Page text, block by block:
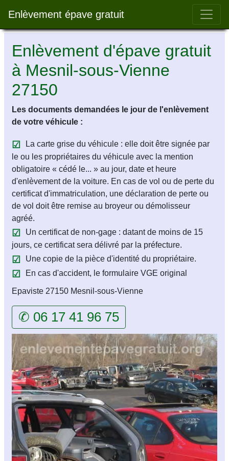
Enlèvement épave gratuit Bar
Enlèvement d'épave gratuit
à Mesnil-sous-Vienne
27150
Les documents demandées le jour de l'enlèvement
de votre véhicule :
La carte grise du véhicule : elle doit être signée par
le ou les propriétaires du véhicule avec la mention
obligatoire « cédé le... » au jour, date et heure
d'enlèvement de la voiture. En cas de vol ou de perte du
certificat d'immatriculation, une déclaration de perte ou
de vol doit être remise au broyeur ou démolisseur
agréé.
Un certificat de non-gage : datant de moins de 15
jours, ce certificat sera délivré par la préfecture.
Une copie de la pièce d'identité du propriétaire.
En cas d'accident, le formulaire VGE original
Epaviste 27150 Mesnil-sous-Vienne
✆ 06 17 41 96 75